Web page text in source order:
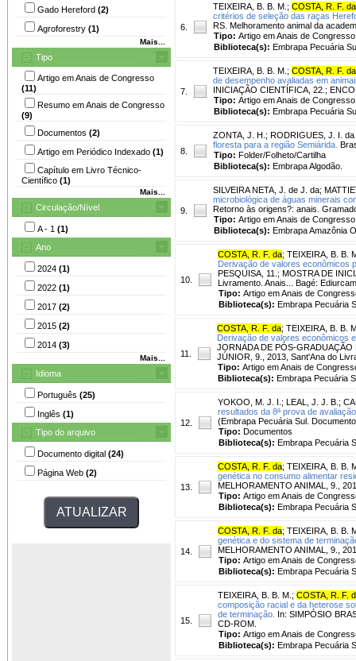
Gado Hereford (2)
Agroforestry (1)
Mais...
Tipo
Artigo em Anais de Congresso
(11)
Resumo em Anais de Congresso
(9)
Documentos (2)
Artigo em Periódico Indexado (1)
Capítulo em Livro Técnico-
Científico (1)
Mais...
Circulação/Nível
A - 1 (1)
Ano
2024 (1)
2022 (1)
2017 (2)
2015 (2)
2014 (3)
Mais...
Idioma
Português (25)
Inglês (1)
Tipo do arquivo
Documento digital (24)
Página Web (2)
6.
TEIXEIRA, B. B. M. ; COSTA, R. F. da
critérios de seleção das raças
RS. Melhoramento animal da
Tipo: Artigo em Anais de Congresso
Biblioteca(s): Embrapa Pecuária
7.
TEIXEIRA, B. B. M. ; COSTA, R. F. da
de desempenho avaliadas em
INICIAÇÃO CIENTÍFICA, 22.;
Tipo: Artigo em Anais de Congresso
Biblioteca(s): Embrapa Pecuária
8.
ZONTA, J. H. ; RODRIGUES, J. I. da
floresta para a região Semiárida.
Tipo: Folder/Folheto/Cartilha
Biblioteca(s): Embrapa Algodão.
9.
SILVEIRA NETA, J. de J. da;
microbiológica de águas minerais
Retorno às origens?: anais.
Tipo: Artigo em Anais de Congresso
Biblioteca(s): Embrapa Amazônia
10.
COSTA, R. F. da; TEIXEIRA, B. B.
Derivação de valores econômicos
PESQUISA, 11.; MOSTRA DE
Livramento. Anais... Bagé:
Tipo: Artigo em Anais de
Biblioteca(s): Embrapa Pecuária
11.
COSTA, R. F. da; TEIXEIRA, B. B.
Derivação de valores econômicos
JORNADA DE PÓS-GRADUAÇÃO
JÚNIOR, 9., 2013, Sant'Ana do
Tipo: Artigo em Anais de
Biblioteca(s): Embrapa Pecuária
12.
YOKOO, M. J. I. ; LEAL, J. J. B. ;
resultados da 8ª prova de
(Embrapa Pecuária Sul.
Tipo: Documentos
Biblioteca(s): Embrapa Pecuária
13.
COSTA, R. F. da; TEIXEIRA, B. B.
genética no consumo alimentar
MELHORAMENTO ANIMAL, 9.,
Tipo: Artigo em Anais de
Biblioteca(s): Embrapa Pecuária
14.
COSTA, R. F. da; TEIXEIRA, B. B.
genética e do sistema de
MELHORAMENTO ANIMAL, 9.,
Tipo: Artigo em Anais de
Biblioteca(s): Embrapa Pecuária
15.
TEIXEIRA, B. B. M. ; COSTA, R. F.
composição racial e da heterose
de terminação. In: SIMPÓSIO
CD-ROM.
Tipo: Artigo em Anais de
Biblioteca(s): Embrapa Pecuária